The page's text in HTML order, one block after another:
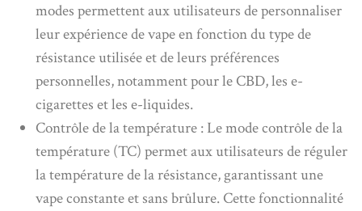
modes permettent aux utilisateurs de personnaliser
leur expérience de vape en fonction du type de
résistance utilisée et de leurs préférences
personnelles, notamment pour le CBD, les e-
cigarettes et les e-liquides.
Contrôle de la température : Le mode contrôle de la
température (TC) permet aux utilisateurs de réguler
la température de la résistance, garantissant une
vape constante et sans brûlure. Cette fonctionnalité